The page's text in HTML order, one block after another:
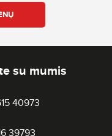
su mumis
40973
39793